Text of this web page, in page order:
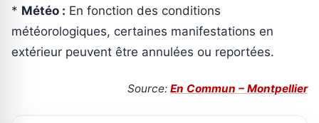
* Météo : En fonction des conditions
météorologiques, certaines manifestations en
extérieur peuvent être annulées ou reportées.
Source: En Commun – Montpellier